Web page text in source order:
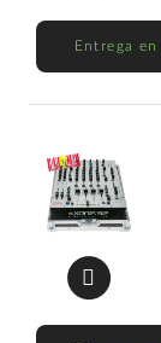
Entrega